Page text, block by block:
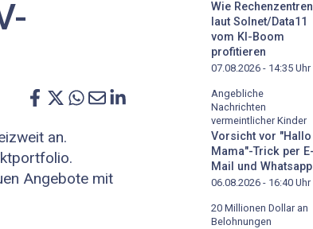
an.
Angebote mit
Wie Rechenzentren
laut Solnet/Data11
vom KI-Boom
profitieren
07.08.2026 - 14:35 Uhr
Angebliche
Nachrichten
vermeintlicher Kinder
Vorsicht vor "Hallo
Mama"-Trick per E-
Mail und Whatsapp
06.08.2026 - 16:40 Uhr
20 Millionen Dollar an
Belohnungen